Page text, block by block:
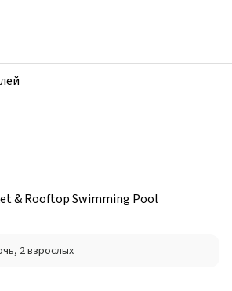
& Rooftop Swimming Pool
, 2 взрослых